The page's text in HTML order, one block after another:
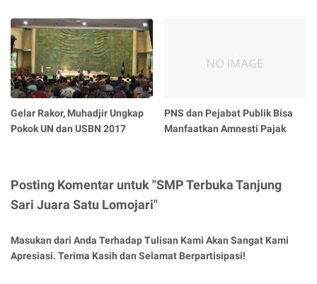
Gelar Rakor, Muhadjir Ungkap
Pokok UN dan USBN 2017
PNS dan Pejabat Publik Bisa
Manfaatkan Amnesti Pajak
Posting Komentar untuk "SMP Terbuka Tanjung
Sari Juara Satu Lomojari"
Masukan dari Anda Terhadap Tulisan Kami Akan Sangat Kami
Apresiasi. Terima Kasih dan Selamat Berpartisipasi!